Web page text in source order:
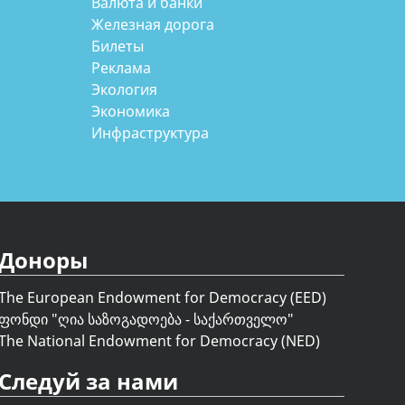
Железная дорога
Билеты
Реклама
Экология
Экономика
Инфраструктура
European Endowment for Democracy (EED)
"ღია საზოგადოება - საქართველო"
National Endowment for Democracy (NED)
Следуй за нами